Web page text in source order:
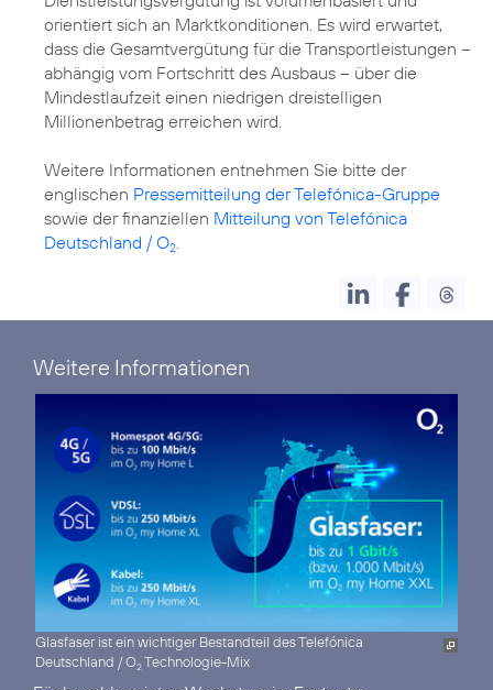
orientiert sich an Marktkonditionen. Es wird erwartet,
dass die Gesamtvergütung für die Transportleistungen –
abhängig vom Fortschritt des Ausbaus – über die
Mindestlaufzeit einen niedrigen dreistelligen
Millionenbetrag erreichen wird.
Weitere Informationen entnehmen Sie bitte der
englischen Pressemitteilung der Telefónica-Gruppe
sowie der finanziellen Mitteilung von Telefónica
Deutschland / O2
Weitere Informationen
Glasfaser ist ein wichtiger Bestandteil des Telefónica
Deutschland / O2Technologie-Mix